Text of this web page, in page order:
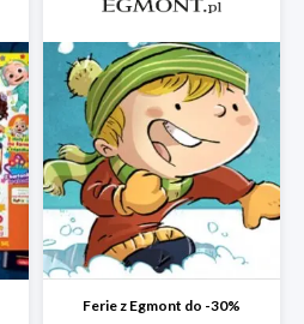
Ferie z Egmont do -30%